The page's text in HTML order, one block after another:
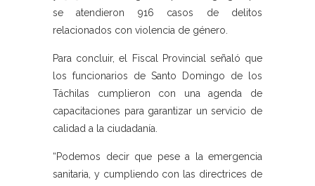
se atendieron 916 casos de delitos
relacionados con violencia de género.
Para concluir, el Fiscal Provincial señaló que
los funcionarios de Santo Domingo de los
Táchilas cumplieron con una agenda de
capacitaciones para garantizar un servicio de
calidad a la ciudadanía.
“Podemos decir que pese a la emergencia
sanitaria, y cumpliendo con las directrices de